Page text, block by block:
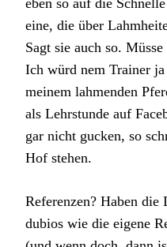
eine, die über
Sagt sie auch so. Müsse
Ich würd nem Trainer
meinem lahmenden
als Lehrstunde auf
gar nicht gucken, so
Hof stehen.
Referenzen? Haben
dubios wie die eigene